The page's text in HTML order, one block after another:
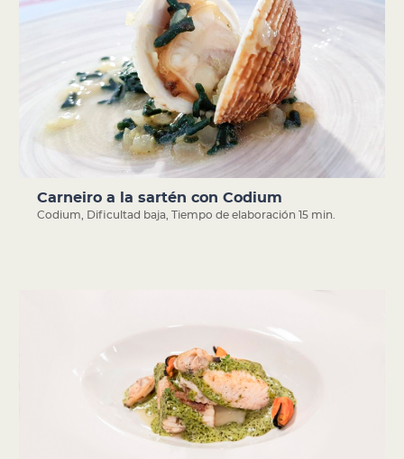
Carneiro a la sartén con Codium
Codium, Dificultad baja, Tiempo de elaboración 15 min.